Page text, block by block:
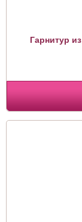
Гарнитур